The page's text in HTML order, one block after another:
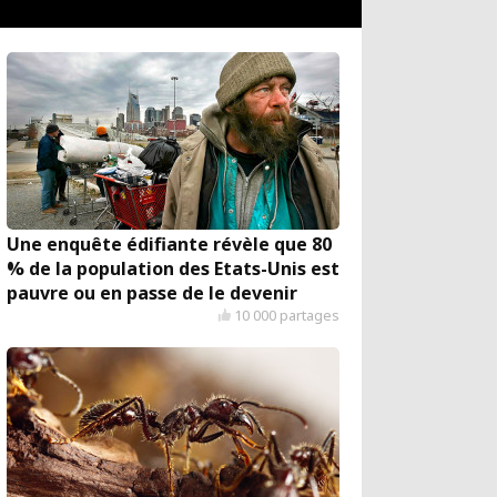
Une enquête édifiante révèle que 80
% de la population des Etats-Unis est
pauvre ou en passe de le devenir
10 000 partages